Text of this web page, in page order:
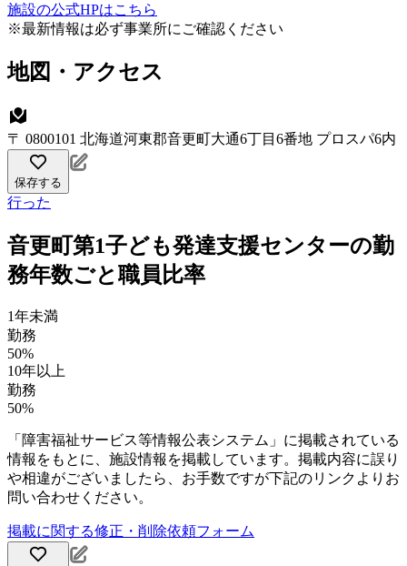
施設の公式HPはこちら
※最新情報は必ず事業所にご確認ください
地図・アクセス
〒 0800101 北海道河東郡音更町大通6丁目6番地 プロスパ6内
保存する
行った
音更町第1子ども発達支援センターの勤
務年数ごと職員比率
1年未満
勤務
50%
10年以上
勤務
50%
「障害福祉サービス等情報公表システム」に掲載されている
情報をもとに、施設情報を掲載しています。掲載内容に誤り
や相違がございましたら、お手数ですが下記のリンクよりお
問い合わせください。
掲載に関する修正・削除依頼フォーム